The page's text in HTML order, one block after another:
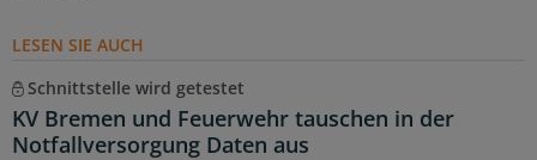
LESEN SIE AUCH
Schnittstelle wird getestet
KV Bremen und Feuerwehr tauschen in der
Notfallversorgung Daten aus